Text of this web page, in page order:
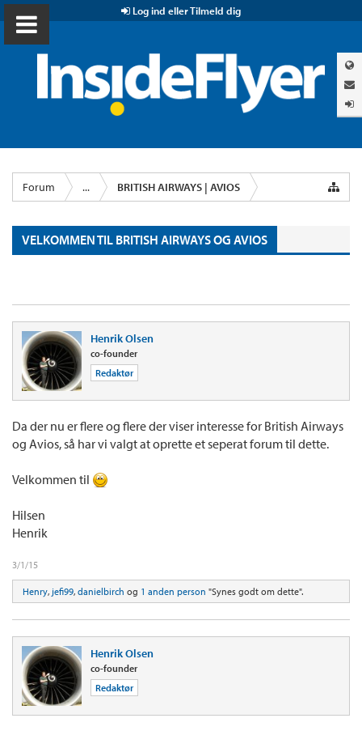
Log ind eller Tilmeld dig
Forum ... BRITISH AIRWAYS | AVIOS
VELKOMMEN TIL BRITISH AIRWAYS OG AVIOS
Henrik Olsen
co-founder
Redaktør
Da der nu er flere og flere der viser interesse for British Airways
og Avios, så har vi valgt at oprette et seperat forum til dette.
Velkommen til
Hilsen
Henrik
3/1/15
Henry, jefi99, danielbirch og 1 anden person "Synes godt om dette".
Henrik Olsen
co-founder
Redaktør